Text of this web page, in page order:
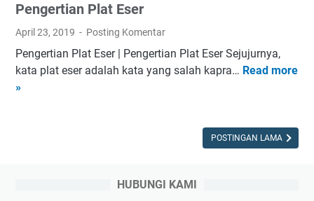
Pengertian Plat Eser
April 23, 2019 Posting Komentar
Pengertian Plat Eser | Pengertian Plat Eser Sejujurnya,
kata plat eser adalah kata yang salah kapra… Read more
»
P
POSTINGAN LAMA
HUBUNGI KAMI